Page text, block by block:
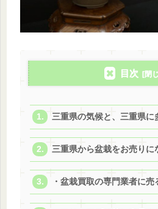
目次
三重県の気候と、三重県に
三重県から盆栽をお売りに
・盆栽買取の専門業者に売